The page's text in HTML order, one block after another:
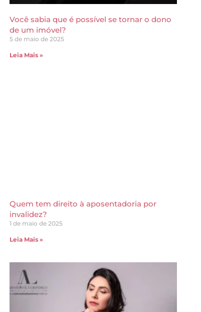
Você sabia que é possível se tornar o dono
de um imóvel?
5 de maio de 2025
Leia Mais »
Quem tem direito à aposentadoria por
invalidez?
1 de maio de 2025
Leia Mais »